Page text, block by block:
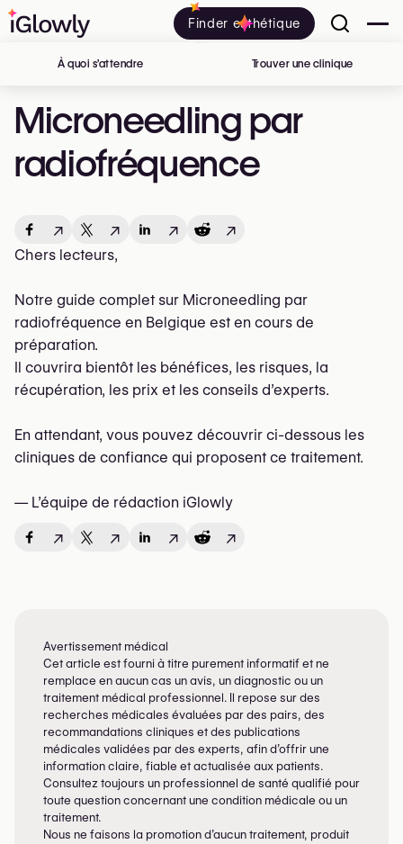
Finder esthétique
Microneedling par
radiofréquence
À quoi s’attendre Trouver une clinique
↗ ↗ ↗ ↗
Chers lecteurs,
Notre guide complet sur Microneedling par
radiofréquence en Belgique est en cours de
préparation.
Il couvrira bientôt les bénéfices, les risques, la
récupération, les prix et les conseils d’experts.
En attendant, vous pouvez découvrir ci-dessous les
cliniques de confiance qui proposent ce traitement.
— L’équipe de rédaction iGlowly
↗ ↗ ↗ ↗
Avertissement médical
Cet article est fourni à titre purement informatif et ne
remplace en aucun cas un avis, un diagnostic ou un
traitement médical professionnel. Il repose sur des
recherches médicales évaluées par des pairs, des
recommandations cliniques et des publications
médicales validées par des experts, afin d’offrir une
information claire, fiable et actualisée aux patients.
Consultez toujours un professionnel de santé qualifié pour
toute question concernant une condition médicale ou un
traitement.
Nous ne faisons la promotion d’aucun traitement, produit